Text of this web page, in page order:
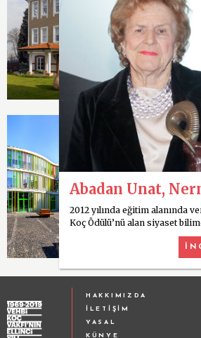
Vehbi
kültürel
amacıyla
vakıf.
Koç
şirketi
Eğitim
ortaklaşa
Abadan Unat,
2012 yılında eğitim alanında
Koç Ödülü’nü alan siyaset
HAKKIMIZDA
İLETİŞİM
YASAL
KÜNYE